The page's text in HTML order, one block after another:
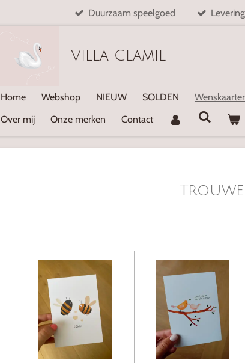
Duurzaam speelgoed
Villa Clamil
Home Webshop NIEUW SOLDEN
Over mij
Onze merken Contact